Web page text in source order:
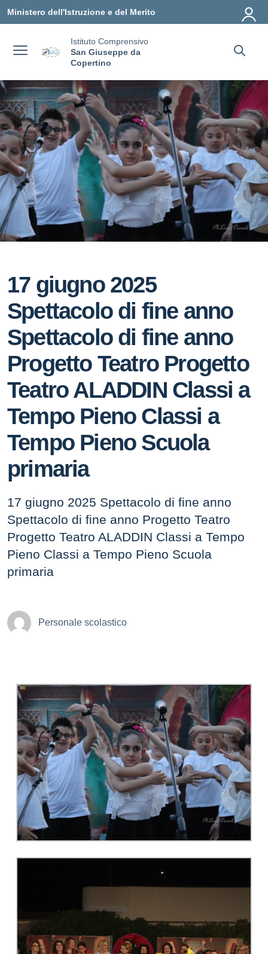
Ministero dell'Istruzione e del Merito
Istituto Comprensivo
San Giuseppe da
Copertino
17 giugno 2025
Spettacolo di fine anno
Spettacolo di fine anno
Progetto Teatro Progetto
Teatro ALADDIN Classi a
Tempo Pieno Classi a
Tempo Pieno Scuola
primaria
17 giugno 2025 Spettacolo di fine anno
Spettacolo di fine anno Progetto Teatro
Progetto Teatro ALADDIN Classi a Tempo
Pieno Classi a Tempo Pieno Scuola
primaria
Personale scolastico